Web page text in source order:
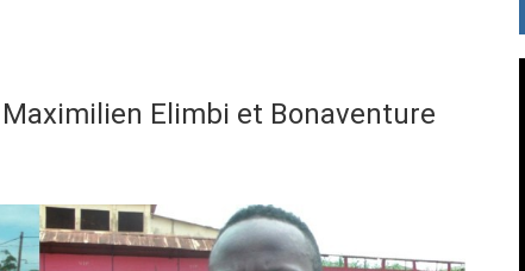
Maximilien Elimbi et Bonaventure